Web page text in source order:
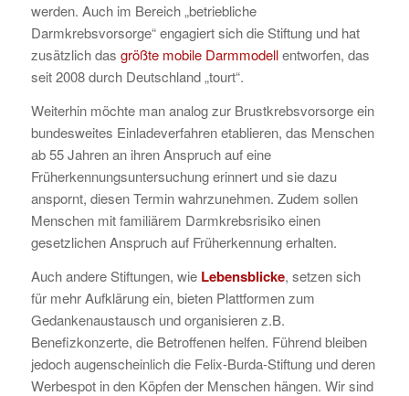
werden. Auch im Bereich „betriebliche
Darmkrebsvorsorge“ engagiert sich die Stiftung und hat
zusätzlich das größte mobile Darmmodellentworfen, das
seit 2008 durch Deutschland „tourt“.
Weiterhin möchte man analog zur Brustkrebsvorsorge ein
bundesweites Einladeverfahren etablieren, das Menschen
ab 55 Jahren an ihren Anspruch auf eine
Früherkennungsuntersuchung erinnert und sie dazu
anspornt, diesen Termin wahrzunehmen. Zudem sollen
Menschen mit familiärem Darmkrebsrisiko einen
gesetzlichen Anspruch auf Früherkennung erhalten.
Auch andere Stiftungen, wie Lebensblicke, setzen sich
für mehr Aufklärung ein, bieten Plattformen zum
Gedankenaustausch und organisieren z.B.
Benefizkonzerte, die Betroffenen helfen. Führend bleiben
jedoch augenscheinlich die Felix-Burda-Stiftung und deren
Werbespot in den Köpfen der Menschen hängen. Wir sind